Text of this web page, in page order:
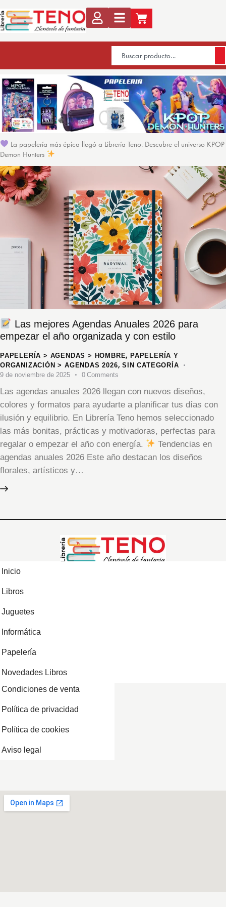
La papelería más épica llegó a Librería Teno. Descubre el universo KPOP
Demon Hunters
Las mejores Agendas Anuales 2026 para
empezar el año organizada y con estilo
PAPELERÍA > AGENDAS > HOMBRE,PAPELERÍA Y
ORGANIZACIÓN > AGENDAS 2026,SIN CATEGORÍA
9 de noviembre de 2025
0 Comments
Las agendas anuales 2026 llegan con nuevos diseños,
colores y formatos para ayudarte a planificar tus días con
ilusión y equilibrio. En Librería Teno hemos seleccionado
las más bonitas, prácticas y motivadoras, perfectas para
regalar o empezar el año con energía.
Tendencias en
agendas anuales 2026 Este año destacan los diseños
florales, artísticos y…
Inicio
Libros
Juguetes
Informática
Papelería
Novedades Libros
Condiciones de venta
Política de privacidad
Política de cookies
Aviso legal